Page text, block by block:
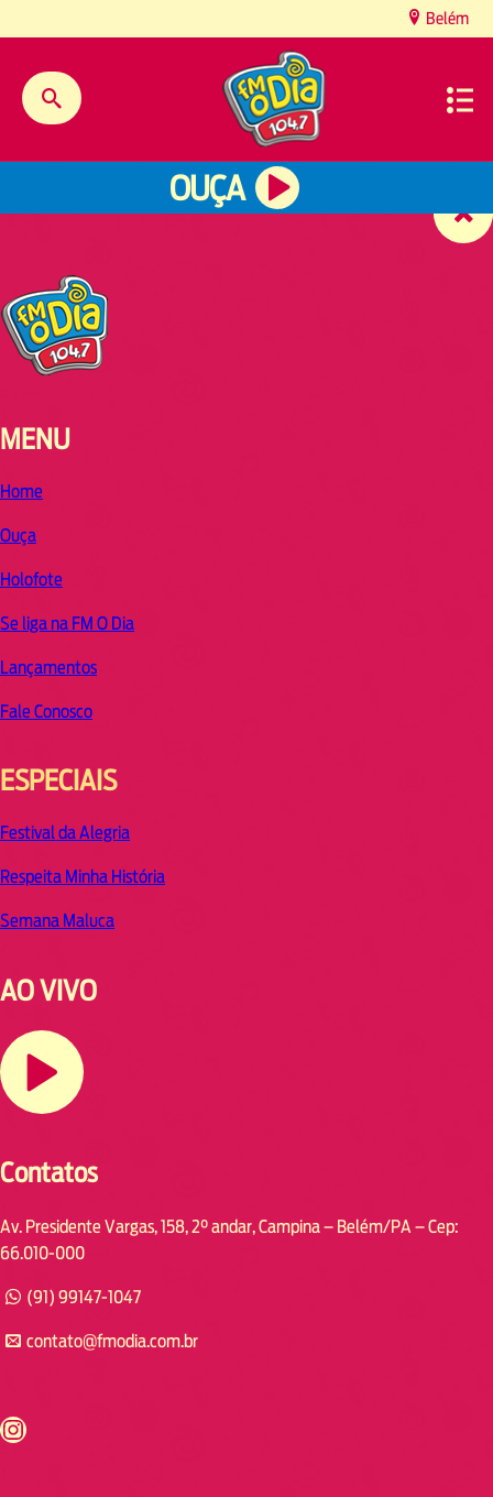
Belém
OUÇA
MENU
Home
Ouça
Holofote
Se liga na FM O Dia
Lançamentos
Fale Conosco
ESPECIAIS
Festival da Alegria
Respeita Minha História
Semana Maluca
AO VIVO
Contatos
Av. Presidente Vargas, 158, 2° andar, Campina – Belém/PA – Cep:
66.010-000
(91) 99147-1047
contato@fmodia.com.br
https://www.instagram.com/fmodia.cabofrio/